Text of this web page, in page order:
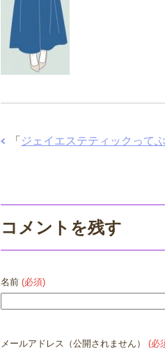
「 ジェイエステティックって
コメントを残す
名前 (必須)
メールアドレス（公開されません） (必